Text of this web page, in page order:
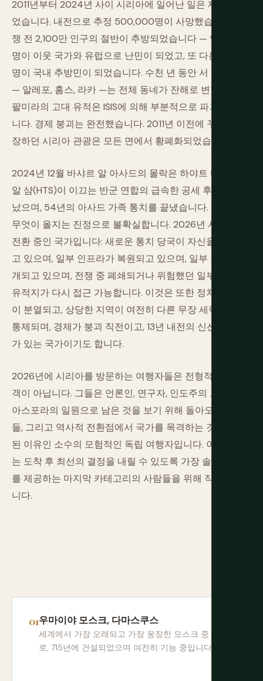
2011년부터 2024년 사이 시리아에 일어난 일은 재앙적이
었습니다. 내전으로 추정 500,000명이 사망했습니다. 전
쟁 전 2,100만 인구의 절반이 추방되었습니다 — 약 600만
명이 이웃 국가와 유럽으로 난민이 되었고, 또 다른 600만
명이 국내 추방민이 되었습니다. 수천 년 동안 서 있던 도시
— 알레포, 홈스, 라카 —는 전체 동네가 잔해로 변했습니다.
팔미라의 고대 유적은 ISIS에 의해 부분적으로 파괴되었습
니다. 경제 붕괴는 완전했습니다. 2011년 이전에 꾸준히 성
장하던 시리아 관광은 모든 면에서 황폐화되었습니다.
2024년 12월 바샤르 알 아사드의 몰락은 하야트 타흐리르
알 샴(HTS)이 이끄는 반군 연합의 급속한 공세 후에 일어
났으며, 54년의 아사드 가족 통치를 끝냈습니다. 다음으로
무엇이 올지는 진정으로 불확실합니다. 2026년 시리아는
전환 중인 국가입니다: 새로운 통치 당국이 자신을 확립하
고 있으며, 일부 인프라가 복원되고 있으며, 일부 국경이 재
개되고 있으며, 전쟁 중 폐쇄되거나 위험했던 일부 특별한
유적지가 다시 접근 가능합니다. 이것은 또한 정치적 풍경
이 분열되고, 상당한 지역이 여전히 다른 무장 세력에 의해
통제되며, 경제가 붕괴 직전이고, 13년 내전의 신선한 상처
가 있는 국가이기도 합니다.
2026년에 시리아를 방문하는 여행자들은 전형적인 관광
객이 아닙니다. 그들은 언론인, 연구자, 인도주의 노동자, 디
아스포라의 일원으로 남은 것을 보기 위해 돌아오는 사람
들, 그리고 역사적 전환점에서 국가를 목격하는 것이 고려
된 이유인 소수의 모험적인 독립 여행자입니다. 이 가이드
는 도착 후 최선의 결정을 내릴 수 있도록 가장 솔직한 정보
를 제공하는 마지막 카테고리의 사람들을 위해 작성되었습
니다.
우마이야 모스크, 다마스쿠스
세계에서 가장 오래되고 가장 웅장한 모스크 중 하나
로, 715년에 건설되었으며 여전히 기능 중입니다.